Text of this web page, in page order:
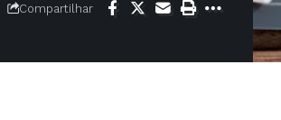
Compartilhar